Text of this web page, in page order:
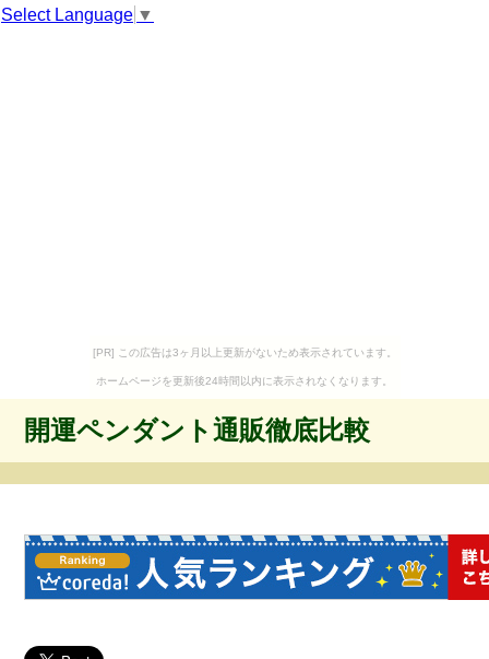
Select Language ▼
[PR] この広告は3ヶ月以上更新がないため表示されています。
ホームページを更新後24時間以内に表示されなくなります。
開運ペンダント通販徹底比較